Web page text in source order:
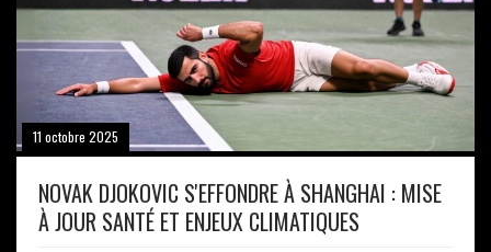
11 octobre 2025
NOVAK DJOKOVIC S'EFFONDRE À SHANGHAI : MISE
À JOUR SANTÉ ET ENJEUX CLIMATIQUES